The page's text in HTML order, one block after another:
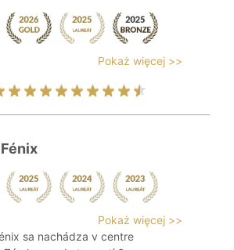
Pokaż więcej >>
Pokaż więcej >>
sa nachádza v centre